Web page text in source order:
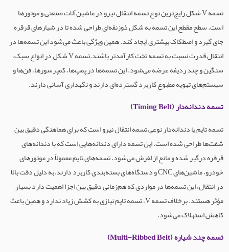
تسمه V شکل رایج‌ترین نوع تسمه انتقال نیرو در ماشین‌آلات صنعتی و موتورها
است. سطح مقطع این تسمه به شکل ذوزنقه‌ای طراحی شده تا در شیارهای قرقره
جای گیرد و اصطکاک بیشتری ایجاد کند. همین ویژگی باعث می‌شود این تسمه‌ها در
انتقال قدرت نسبت به تسمه تخت کارآمدتر باشند.تسمه V شکل در انواع سبک،
سنگین و چند ردیفه عرضه می‌شود. این تسمه‌ها در پمپ‌ها، کمپرسورها، فن‌ها و
سیستم‌های تهویه مطبوع کاربرد گسترده‌ای دارند و نگهداری آسانی دارند.
تسمه دندانه‌دار (Timing Belt)
تسمه تایم یا دندانه‌دار نوعی تسمه انتقال نیرو است که برای هماهنگی دقیق بین
شفت‌ها طراحی شده است. این تسمه دارای دندانه‌هایی است که با دندانه‌های
قرقره درگیر شده و مانع از لغزش می‌شود. تسمه‌های تایم معمولاً در موتورهای
خودرو، ماشین‌های CNC و دستگاه‌های بسته‌بندی کاربرد دارند.به دلیل دقت بالا
در انتقال، این تسمه‌ها در مواردی که هم‌زمانی دقیق بین اجزا اهمیت دارد بسیار
مؤثر هستند. برخلاف تسمه V، تسمه تایم نیازی به کشش زیاد ندارد و همین باعث
کاهش استهلاک می‌شود.
تسمه چند شیاره (Multi-Ribbed Belt)